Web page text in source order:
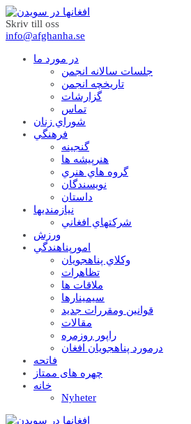
Skriv till oss
info@afghanha.se
در مورد ما
جلسات سالانه انجمن
تاریخچه انجمن
گزارشات
تماس
شوراي زنان
فرهنگي
گنجينه
هنرپيشه ها
گروه هاي هنري
نويسندگان
داستان
نيازمنديها
شرکتهاي افغاني
ورزش
امورپناهندگي
وکلاي پناهجويان
تظاهرات
ملاقات ها
سيمينارها
قوانين ومقررات جديد
مقالات
راپور روزمره
درمورد پناهجويان افغان
فاتحه
چهره های ممتاز
خانه
Nyheter